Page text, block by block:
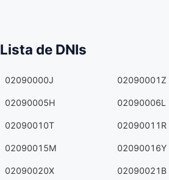
Lista de DNIs
02090000J 02090001Z
02090005H 02090006L
02090010T 02090011R
02090015M 02090016Y
02090020X 02090021B